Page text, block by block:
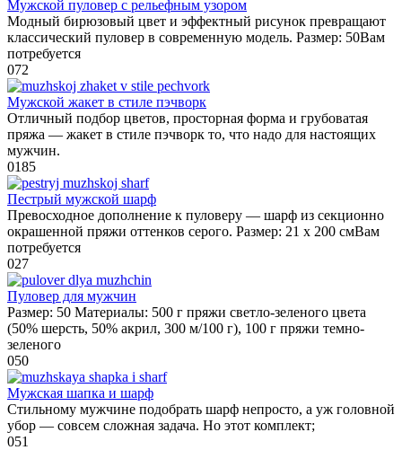
Мужской пуловер с рельефным узором
Модный бирюзовый цвет и эффектный рисунок превращают
классический пуловер в современную модель. Размер: 50Вам
потребуется
072
Мужской жакет в стиле пэчворк
Отличный подбор цветов, просторная форма и грубоватая
пряжа — жакет в стиле пэчворк то, что надо для настоящих
мужчин.
0185
Пестрый мужской шарф
Превосходное дополнение к пуловеру — шарф из секционно
окрашенной пряжи оттенков серого. Размер: 21 х 200 смВам
потребуется
027
Пуловер для мужчин
Размер: 50 Материалы: 500 г пряжи светло-зеленого цвета
(50% шерсть, 50% акрил, 300 м/100 г), 100 г пряжи темно-
зеленого
050
Мужская шапка и шарф
Стильному мужчине подобрать шарф непросто, а уж головной
убор — совсем сложная задача. Но этот комплект;
051